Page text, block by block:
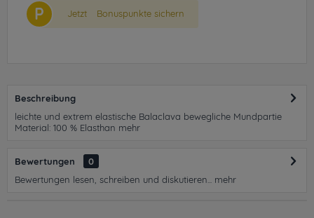
P Jetzt Bonuspunkte sichern
Beschreibung
leichte und extrem elastische Balaclava bewegliche Mundpartie
Material: 100 % Elasthan mehr
Bewertungen
0
Bewertungen lesen, schreiben und diskutieren...
mehr